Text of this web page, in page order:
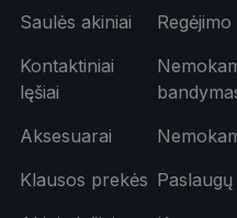
Saulės akiniai
Kontaktiniai
lęšiai
Aksesuarai
Klausos prekės
_ga
_fbp
Inc.